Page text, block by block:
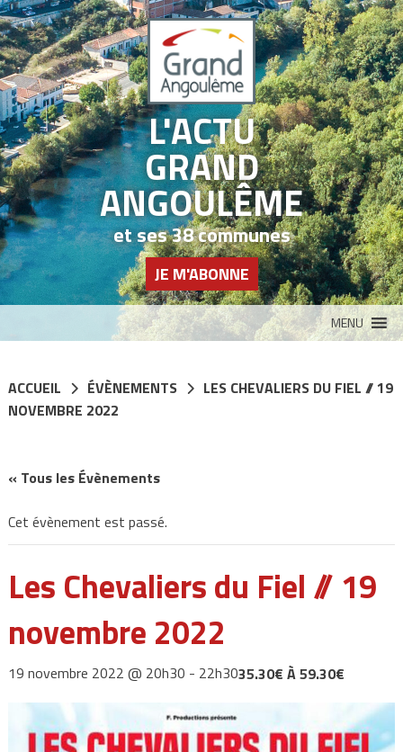
L'ACTU
GRAND
ANGOULÊME
et ses 38 communes
JE M'ABONNE
MENU
ACCUEIL ÉVÈNEMENTS
LES CHEVALIERS DU FIEL // 19
NOVEMBRE 2022
« Tous les Évènements
Cet évènement est passé.
Les Chevaliers du Fiel // 19
novembre 2022
19 novembre 2022 @ 20h30 - 22h3035.30€ À 59.30€
Panneau de gestion des cookies